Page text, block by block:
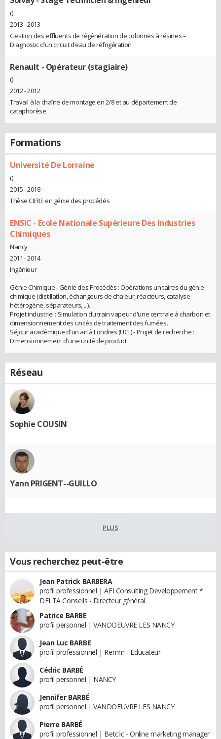
()
2013 - 2013
Gestion des effluents de régénération de colonnes à résines –
Diagnostic d’un circuit d’eau de réfrigération
Renault - Opérateur (stagiaire)
()
2012 - 2012
Travail à la chaîne de montage en 2/8 et au département de
cataphorèse
Formations
Université De Lorraine
()
2015 - 2018
Thèse CIFRE en génie des procédés
ENSIC - Ecole Nationale Supérieure Des Industries
Chimiques
Nancy
2011 - 2014
Ingénieur
Génie Chimique - Génie des Procédés : Opérations unitaires du génie
chimique (distillation, échangeurs de chaleur, réacteurs, catalyse
hétérogène, séparateurs, ...).
Projet industriel : Simulation du train vapeur d'une centrale à charbon et
dimensionnement des unités de traitement des fumées.
Séjour académique d'un an à Londres (UCL) - Projet de recherche :
Dimensionnement d'une unité de product
Réseau
Sophie COUSIN
Yann PRIGENT--GUILLO
PLUS
Vous recherchez peut-être
Jean Patrick BARBERA
profil professionnel | AFI Consulting Developpement *
DELTA Conseils - Directeur général
Patrice BARBE
profil personnel | VANDOEUVRE LES NANCY
Jean Luc BARBE
profil professionnel | Remm - Educateur
Cédric BARBÉ
profil personnel | NANCY
Jennifer BARBÉ
profil personnel | VANDOEUVRE LES NANCY
Pierre BARBÉ
profil professionnel | Betclic - Online marketing manager